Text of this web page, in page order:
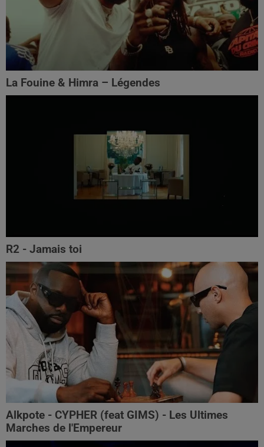
La Fouine & Himra – Légendes
R2 - Jamais toi
Alkpote - CYPHER (feat GIMS) - Les Ultimes
Marches de l'Empereur